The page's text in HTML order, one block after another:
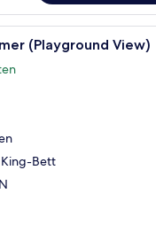
Ein
(Playground View)
King-Bett